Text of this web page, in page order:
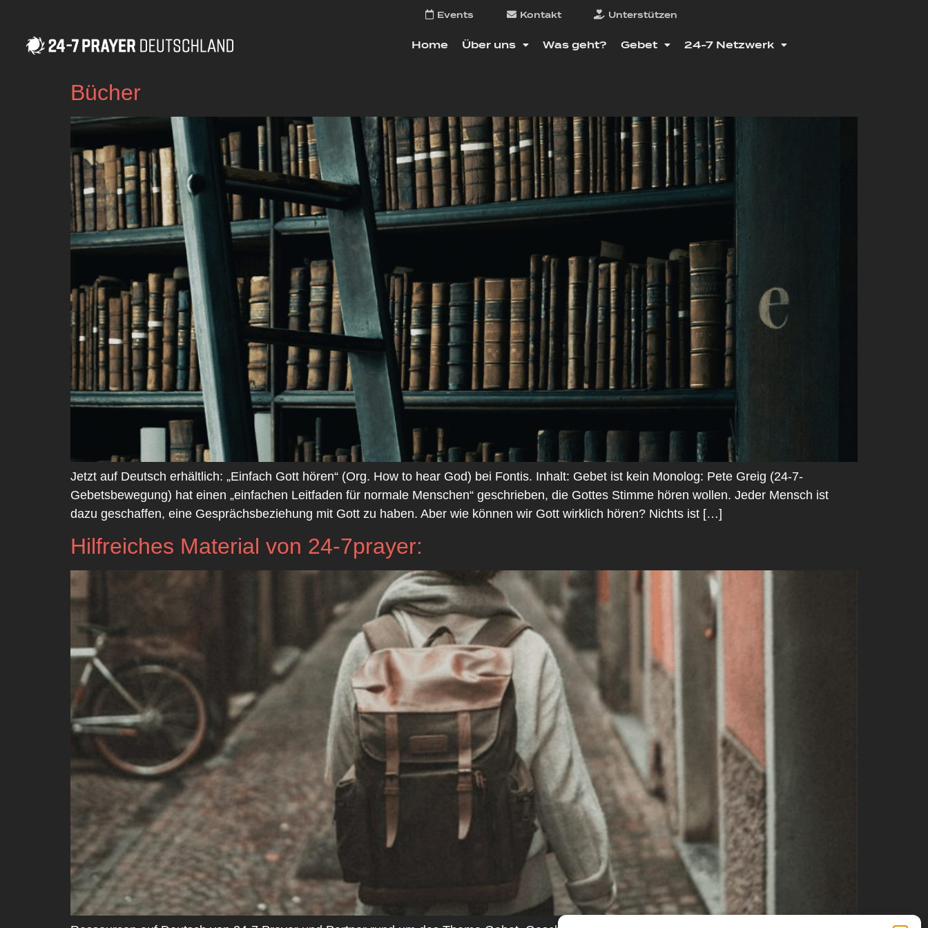
Events Kontakt Unterstützen
Home Über uns Was geht? Gebet 24-7 Netzwerk
Bücher
Jetzt auf Deutsch erhältlich: „Einfach Gott hören“ (Org. How to hear God) bei Fontis. Inhalt: Gebet ist kein Monolog: Pete Greig (24-7-
Gebetsbewegung) hat einen „einfachen Leitfaden für normale Menschen“ geschrieben, die Gottes Stimme hören wollen. Jeder Mensch ist
dazu geschaffen, eine Gesprächsbeziehung mit Gott zu haben. Aber wie können wir Gott wirklich hören? Nichts ist […]
Hilfreiches Material von 24-7prayer: